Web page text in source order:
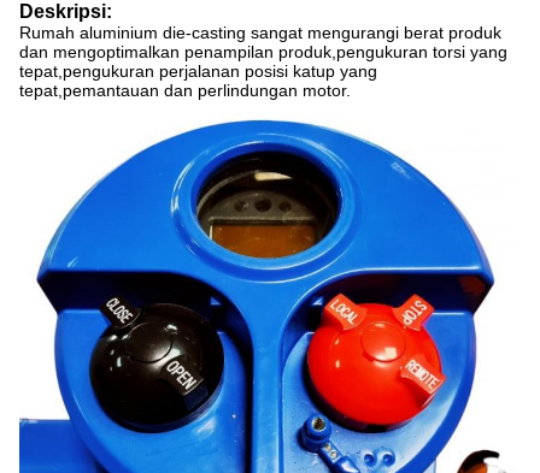
Deskripsi:
Rumah aluminium die-casting sangat mengurangi berat produk
dan mengoptimalkan penampilan produk,pengukuran torsi yang
tepat,pengukuran perjalanan posisi katup yang
tepat,pemantauan dan perlindungan motor.